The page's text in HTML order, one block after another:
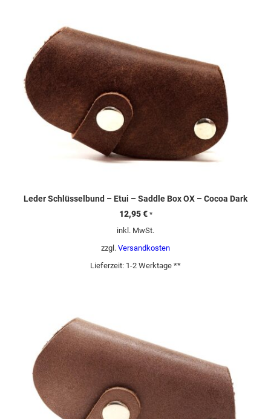
Leder Schlüsselbund – Etui – Saddle Box OX – Cocoa Dark
12,95€ *
inkl. MwSt.
zzgl. Versandkosten
Lieferzeit: 1-2 Werktage **